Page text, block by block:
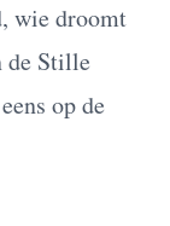
wie droomt
de Stille
op de